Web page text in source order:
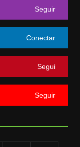
Seguir
Conectar
Segui
Seguir